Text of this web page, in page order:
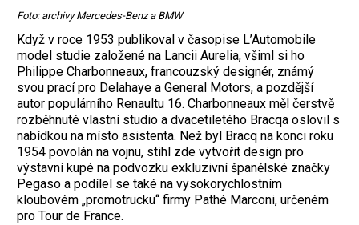
Foto: archivy Mercedes-Benz a BMW
Když v roce 1953 publikoval v časopise L’Automobile
model studie založené na Lancii Aurelia, všiml si ho
Philippe Charbon­neaux, francouzský designér, známý
svou prací pro Delahaye a General Motors, a pozdější
autor populárního Renaultu 16. Charbonneaux měl čerstvě
rozběhnuté vlastní studio a dvacetiletého Bracqa oslovil s
nabídkou na místo asistenta. Než byl Bracq na konci roku
1954 povolán na vojnu, stihl zde vytvořit design pro
výstavní kupé na podvozku exkluzivní španělské značky
Pegaso a podílel se také na vysokorychlostním
kloubovém „promotrucku“ firmy Pathé Marconi, určeném
pro Tour de France.